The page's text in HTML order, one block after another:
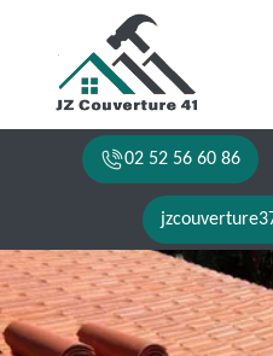
02 52 56 60 86